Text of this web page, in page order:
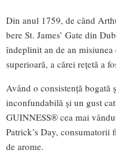
Din anul 1759, de când
bere St. James’ Gate din
îndeplinit an de an
superioară, a cărei reţetă a
Având o consistenţă bogată
inconfundabilă şi un gust
GUINNESS® cea mai
Patrick’s Day, consumatorii
de arome.